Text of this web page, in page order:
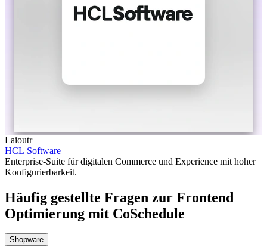
Laioutr
HCL Software
Enterprise-Suite für digitalen Commerce und Experience mit hoher
Konfigurierbarkeit.
Häufig gestellte Fragen zur Frontend
Optimierung mit CoSchedule
Shopware